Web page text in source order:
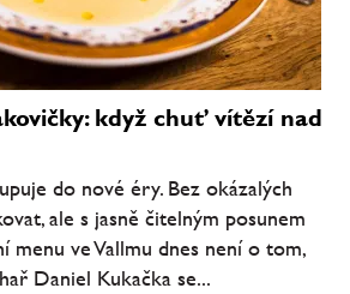
když chuť vítězí nad
do nové éry. Bez okázalých
ale s jasně čitelným posunem
menu ve Vallmu dnes není o tom,
Daniel Kukačka se...